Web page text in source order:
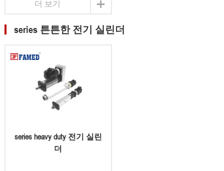
더 보기
series 튼튼한 전기 실린더
series heavy duty 전기 실린
더